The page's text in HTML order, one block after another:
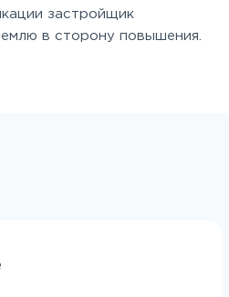
застройщик
в сторону повышения.